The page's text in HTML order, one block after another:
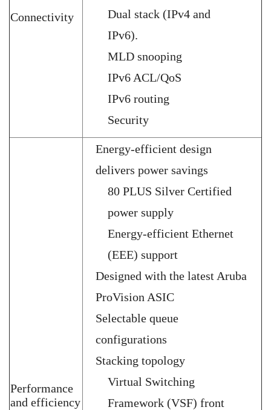
Connectivity
Dual stack (IPv4 and
IPv6).
MLD snooping
IPv6 ACL/QoS
IPv6 routing
Security
Performance
and efficiency
Energy-efficient design
delivers power savings
80 PLUS Silver Certified
power supply
Energy-efficient Ethernet
(EEE) support
Designed with the latest Aruba
ProVision ASIC
Selectable queue
configurations
Stacking topology
Virtual Switching
Framework (VSF) front